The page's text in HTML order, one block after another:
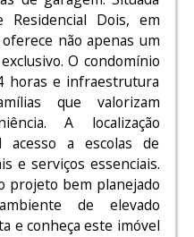
Residencial Dois, em
não apenas um
O condomínio
horas e infraestrutura
que valorizam
A localização
acesso a escolas de
e serviços essenciais.
projeto bem planejado
de elevado
e conheça este imóvel